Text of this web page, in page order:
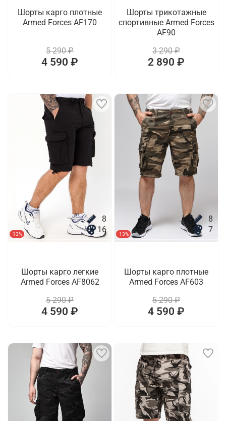
Шорты карго плотные
Armed Forces AF170
5 290 ₽
4 590 ₽
Шорты трикотажные
спортивные Armed Forces
AF90
3 290 ₽
2 890 ₽
-13%
8
16
Шорты карго легкие
Armed Forces AF8062
5 290 ₽
4 590 ₽
-13%
8
7
Шорты карго плотные
Armed Forces AF603
5 290 ₽
4 590 ₽